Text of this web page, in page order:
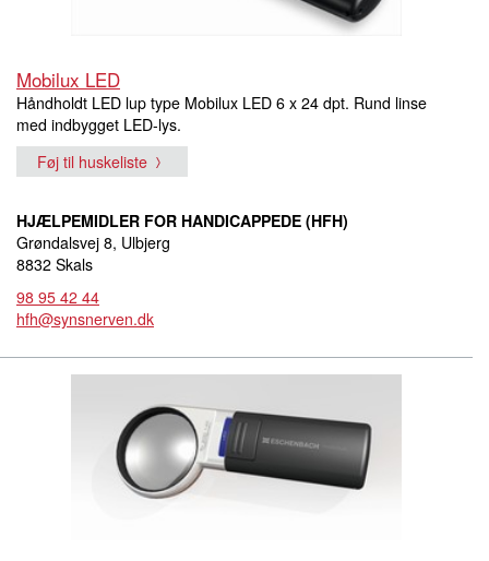
Mobilux LED
Håndholdt LED lup type Mobilux LED 6 x 24 dpt. Rund linse
med indbygget LED-lys.
Føj til huskeliste
HJÆLPEMIDLER FOR HANDICAPPEDE (HFH)
Grøndalsvej 8, Ulbjerg
8832 Skals
98 95 42 44
hfh@synsnerven.dk